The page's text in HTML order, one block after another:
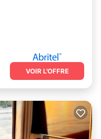
VOIR L’OFFRE